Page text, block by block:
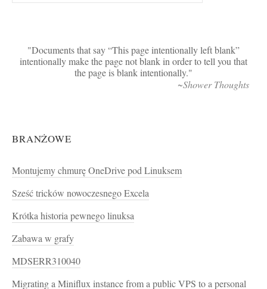
Documents that say “This page intentionally left blank”
intentionally make the page not blank in order to tell you that
the page is blank intentionally.
~Shower Thoughts
BRANŻOWE
Montujemy chmurę OneDrive pod Linuksem
Sześć tricków nowoczesnego Excela
Krótka historia pewnego linuksa
Zabawa w grafy
MDSERR310040
Migrating a Miniflux instance from a public VPS to a personal